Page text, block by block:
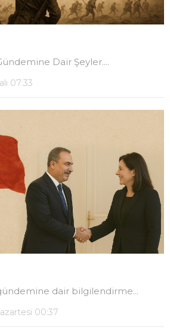
Dair Şeyler....
07:33
dair bilgilendirme...
00:37